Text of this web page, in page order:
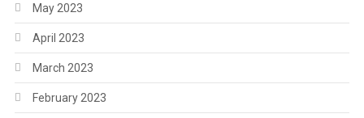
May 2023
April 2023
March 2023
February 2023